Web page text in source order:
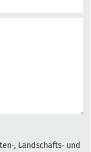
, Landschafts- und